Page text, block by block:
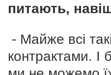
питають,
- Майже всі
контрактами. І